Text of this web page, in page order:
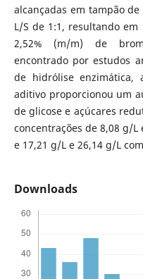
alcançadas em tampão
L/S de 1:1, resultando
2,52% (m/m) de
encontrado por estudos
de hidrólise enzimática,
aditivo proporcionou um
de glicose e açúcares
concentrações de 8,08 g/
e 17,21 g/L e 26,14 g/L
Downloads